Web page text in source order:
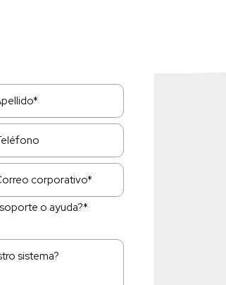
o ayuda?*